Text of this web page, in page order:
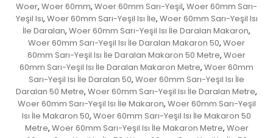
Woer, Woer 60mm, Woer 60mm Sarı-Yeşil, Woer 60mm Sarı-
Yeşil Isı, Woer 60mm Sarı-Yeşil Isı İle, Woer 60mm Sarı-Yeşil Isı
İle Daralan, Woer 60mm Sarı-Yeşil Isı İle Daralan Makaron,
Woer 60mm Sarı-Yeşil Isı İle Daralan Makaron 50, Woer
60mm Sarı-Yeşil Isı İle Daralan Makaron 50 Metre, Woer
60mm Sarı-Yeşil Isı İle Daralan Makaron Metre, Woer 60mm
Sarı-Yeşil Isı İle Daralan 50, Woer 60mm Sarı-Yeşil Isı İle
Daralan 50 Metre, Woer 60mm Sarı-Yeşil Isı İle Daralan Metre,
Woer 60mm Sarı-Yeşil Isı İle Makaron, Woer 60mm Sarı-Yeşil
Isı İle Makaron 50, Woer 60mm Sarı-Yeşil Isı İle Makaron 50
Metre, Woer 60mm Sarı-Yeşil Isı İle Makaron Metre, Woer